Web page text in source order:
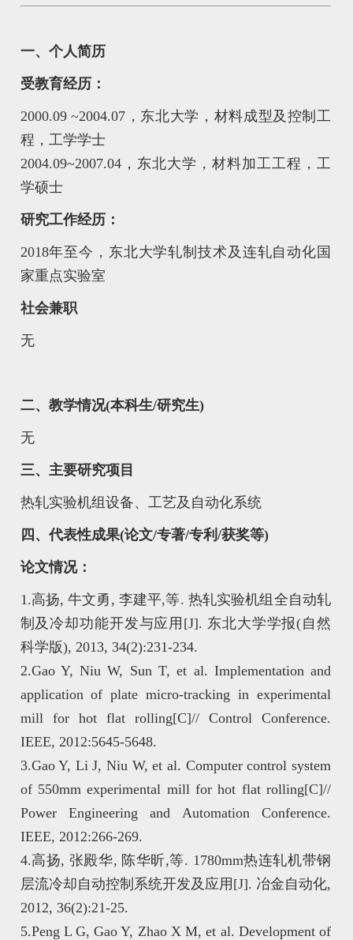
一、个人简历
受教育经历：
2000.09 ~2004.07，东北大学，材料成型及控制工
程，工学学士
2004.09~2007.04，东北大学，材料加工工程，工
学硕士
研究工作经历：
2018年至今，东北大学轧制技术及连轧自动化国
家重点实验室
社会兼职
无
二、教学情况(本科生/研究生)
无
三、主要研究项目
热轧实验机组设备、工艺及自动化系统
四、代表性成果(论文/专著/专利/获奖等)
论文情况：
1.高扬, 牛文勇, 李建平,等. 热轧实验机组全自动轧
制及冷却功能开发与应用[J]. 东北大学学报(自然
科学版), 2013, 34(2):231-234.
2.Gao Y, Niu W, Sun T, et al. Implementation and
application of plate micro-tracking in experimental
mill for hot flat rolling[C]// Control Conference.
IEEE, 2012:5645-5648.
3.Gao Y, Li J, Niu W, et al. Computer control system
of 550mm experimental mill for hot flat rolling[C]//
Power Engineering and Automation Conference.
IEEE, 2012:266-269.
4.高扬, 张殿华, 陈华昕,等. 1780mm热连轧机带钢
层流冷却自动控制系统开发及应用[J]. 冶金自动化,
2012, 36(2):21-25.
5.Peng L G, Gao Y, Zhao X M, et al. Development of